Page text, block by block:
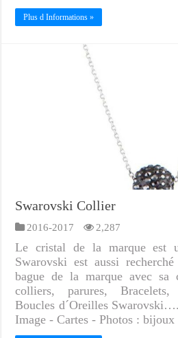
Plus d Informations »
Swarovski Collier
2016-2017 2,287
Le cristal de la marque est
Swarovski est aussi
bague de la marque avec sa
colliers, parures, Bracelets,
Boucles d´Oreilles
Image - Cartes - Photos : bijoux